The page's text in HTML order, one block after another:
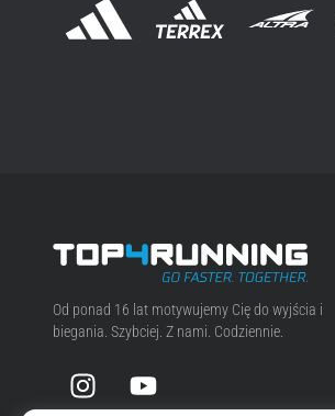
Top4Running.pl
Od ponad 16 lat motywujemy Cię do wyjścia i
biegania. Szybciej. Z nami. Codziennie.
InstagramYouTube